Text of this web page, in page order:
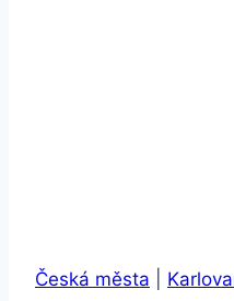
Česká města